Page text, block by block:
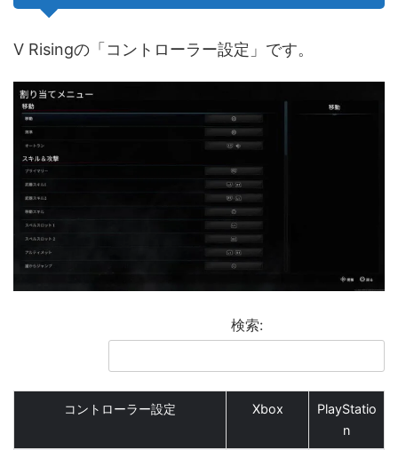
V Risingの「コントローラー設定」です。
検索:
コントローラー設定 Xbox
PlayStatio
n